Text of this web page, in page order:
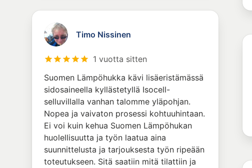
Timo Nissinen
1 vuotta sitten
Suomen Lämpöhukka kävi lisäeristämässä
sidosaineella kyllästetyllä Isocell-
selluvillalla vanhan talomme yläpohjan.
Nopea ja vaivaton prosessi kohtuuhintaan.
Ei voi kuin kehua Suomen Lämpöhukan
huolellisuutta ja työn laatua aina
suunnittelusta ja tarjouksesta työn ripeään
toteutukseen. Sitä saatiin mitä tilattiin ja